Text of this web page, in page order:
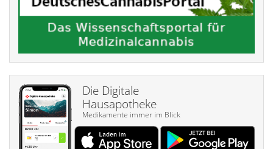
Die Digitale
Hausapotheke
Medikamente immer im Blick